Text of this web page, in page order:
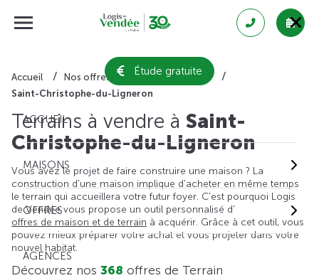
Étude gratuite
ACCUEIL
MAISONS
OFFRES
AGENCES
Accueil Nos offres de terrain
Vendée
Saint-Christophe-du-Ligneron
Terrains à vendre à Saint-
Christophe-du-Ligneron
Vous avez le projet de faire construire une maison ? La
construction d'une maison implique d'acheter en même temps
le terrain qui accueillera votre futur foyer. C'est pourquoi Logis
de Vendée vous propose un outil personnalisé d'
offres de maison et de terrain à acquérir. Grâce à cet outil, vous
pouvez mieux préparer votre achat et vous projeter dans votre
nouvel habitat.
Découvrez nos 368 offres de Terrain